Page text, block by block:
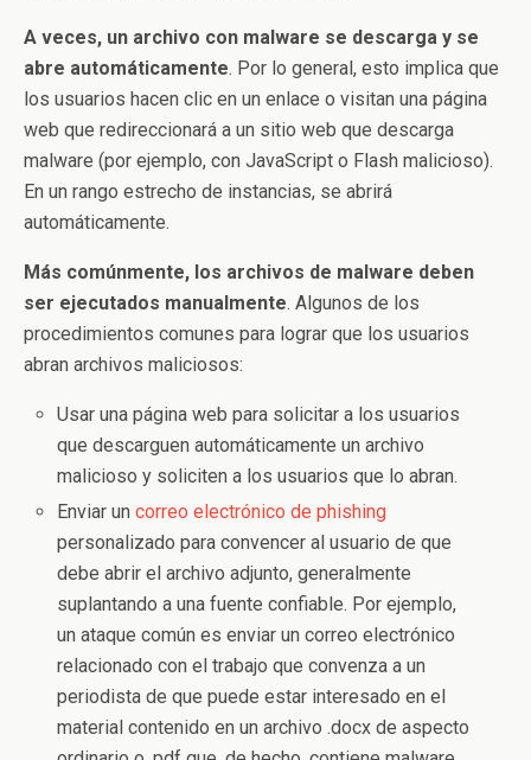
A veces, un archivo con malware se descarga y se
abre automáticamente. Por lo general, esto implica que
los usuarios hacen clic en un enlace o visitan una página
web que redireccionará a un sitio web que descarga
malware (por ejemplo, con JavaScript o Flash malicioso).
En un rango estrecho de instancias, se abrirá
automáticamente.
Más comúnmente, los archivos de malware deben
ser ejecutados manualmente. Algunos de los
procedimientos comunes para lograr que los usuarios
abran archivos maliciosos:
Usar una página web para solicitar a los usuarios
que descarguen automáticamente un archivo
malicioso y soliciten a los usuarios que lo abran.
Enviar uncorreo electrónico de phishing
personalizado para convencer al usuario de que
debe abrir el archivo adjunto, generalmente
suplantando a una fuente confiable. Por ejemplo,
un ataque común es enviar un correo electrónico
relacionado con el trabajo que convenza a un
periodista de que puede estar interesado en el
material contenido en un archivo .docx de aspecto